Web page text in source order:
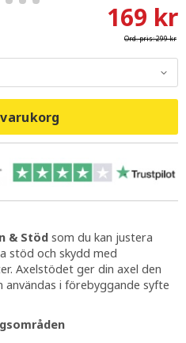
169 kr
Ord. pris:299 kr
& Stöd som du kan justera
stöd och skydd med
Axelstödet ger din axel den
i förebyggande syfte